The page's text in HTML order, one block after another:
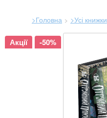
>Головна >Усі книжки
тут:
Акції -50%